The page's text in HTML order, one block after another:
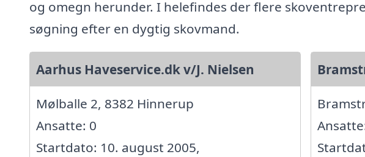
og omegn herunder. I helefindes der flere
søgning efter en dygtig skovmand.
Aarhus Haveservice.dk v/J. Nielsen
Mølballe 2, 8382 Hinnerup
Ansatte: 0
Startdato: 10. august 2005,